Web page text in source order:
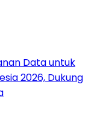
Data untuk
2026, Dukung